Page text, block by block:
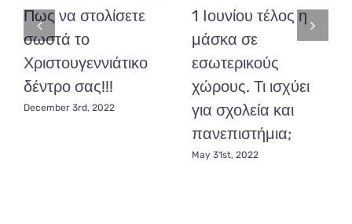
αλλάζει
αύριο;
Πως να στολίσετε
σωστά το
Χριστουγεννιάτικο
δέντρο σας!!!
December 3rd, 2022
1 Ιουνίου τέλος η
μάσκα σε
εσωτερικούς
χώρους. Τι ισχύει
για σχολεία και
πανεπιστήμια;
May 31st, 2022